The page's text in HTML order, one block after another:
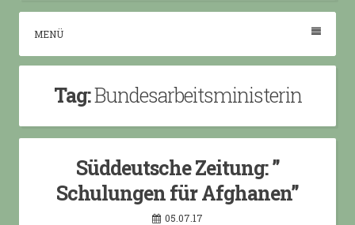
MENÜ
Tag:Bundesarbeitsministerin
Süddeutsche Zeitung: ”
Schulungen für Afghanen”
05.07.17